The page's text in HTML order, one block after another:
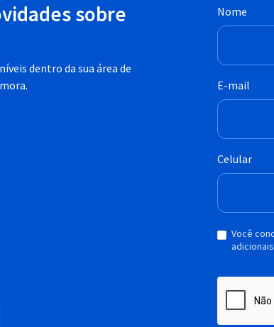
sobre
dentro da sua área de
Nome
E-mail
Celular
Você